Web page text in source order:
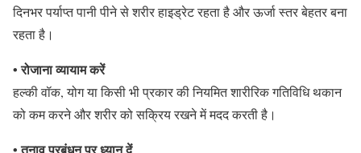
दिनभर पर्याप्त पानी पीने से शरीर हाइड्रेट रहता है और ऊर्जा स्तर बेहतर बना
रहता है।
• रोजाना व्यायाम करें
हल्की वॉक, योग या किसी भी प्रकार की नियमित शारीरिक गतिविधि थकान
को कम करने और शरीर को सक्रिय रखने में मदद करती है।